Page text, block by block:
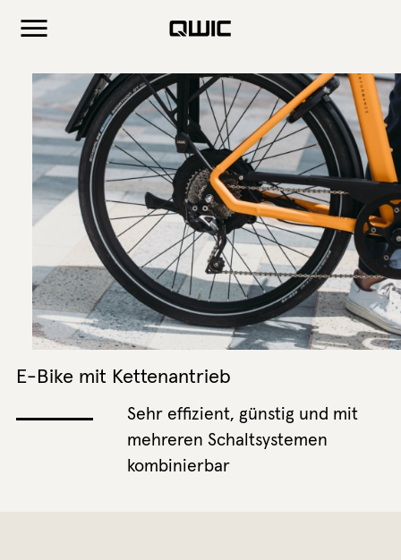
E-Bike mit Kettenantrieb
Sehr effizient, günstig und mit
mehreren Schaltsystemen
kombinierbar